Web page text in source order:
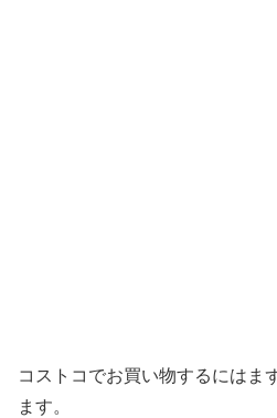
コストコでお買い物するにはま
ます。